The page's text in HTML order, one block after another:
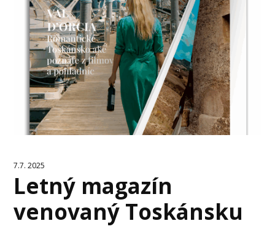
7.7. 2025
Letný magazín
venovaný Toskánsku